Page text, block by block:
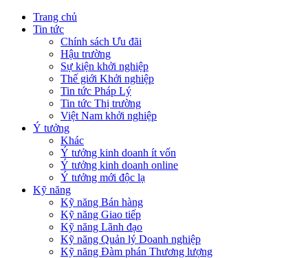
Trang chủ
Tin tức
Chính sách Ưu đãi
Hậu trường
Sự kiện khởi nghiệp
Thế giới Khởi nghiệp
Tin tức Pháp Lý
Tin tức Thị trường
Việt Nam khởi nghiệp
Ý tưởng
Khác
Ý tưởng kinh doanh ít vốn
Ý tưởng kinh doanh online
Ý tưởng mới độc lạ
Kỹ năng
Kỹ năng Bán hàng
Kỹ năng Giao tiếp
Kỹ năng Lãnh đạo
Kỹ năng Quản lý Doanh nghiệp
Kỹ năng Đàm phán Thương lượng